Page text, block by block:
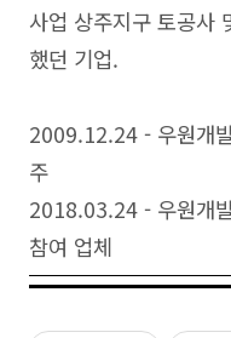
사업 상주지구 토공사
했던 기업.
2009.12.24 - 우원개
주
2018.03.24 - 우원개
참여 업체